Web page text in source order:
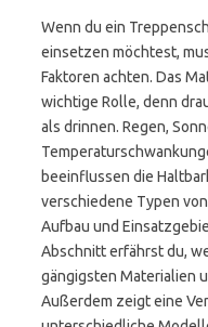
Wenn du ein
einsetzen möchtest,
Faktoren achten. Das
wichtige Rolle, denn
als drinnen. Regen,
beeinflussen die
verschiedene Typen
Aufbau und
Abschnitt erfährst du,
gängigsten Materialien
Außerdem zeigt eine